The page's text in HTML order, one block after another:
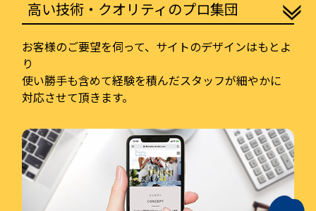
高い技術・クオリティのプロ集団
お客様のご要望を伺って、サイトのデザインはもとよ
り
使い勝手も含めて経験を積んだスタッフが細やかに
対応させて頂きます。